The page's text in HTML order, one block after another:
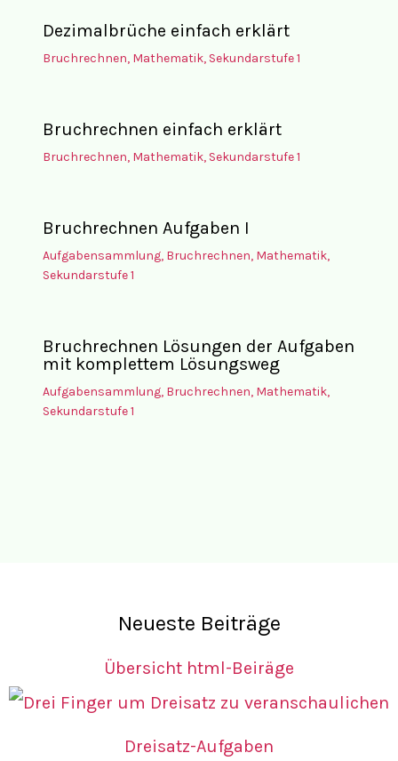
Dezimalbrüche einfach erklärt
Bruchrechnen, Mathematik, Sekundarstufe 1
Bruchrechnen einfach erklärt
Bruchrechnen, Mathematik, Sekundarstufe 1
Bruchrechnen Aufgaben I
Aufgabensammlung, Bruchrechnen, Mathematik,
Sekundarstufe 1
Bruchrechnen Lösungen der Aufgaben
mit komplettem Lösungsweg
Aufgabensammlung, Bruchrechnen, Mathematik,
Sekundarstufe 1
Neueste Beiträge
Übersicht html-Beiräge
Dreisatz-Aufgaben